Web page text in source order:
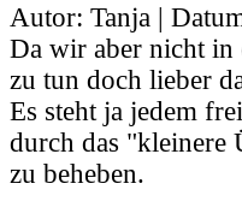
Autor: Tanja |
Da wir aber nicht in
zu tun doch lieber
Es steht ja jedem
durch das "kleinere
zu beheben.